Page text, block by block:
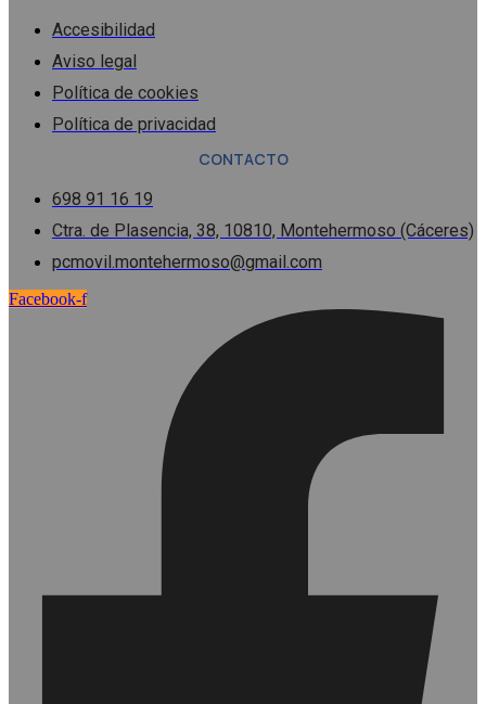
Accesibilidad
Aviso legal
Política de cookies
Política de privacidad
CONTACTO
698 91 16 19
Ctra. de Plasencia, 38, 10810, Montehermoso (Cáceres)
pcmovil.montehermoso@gmail.com
Facebook-f